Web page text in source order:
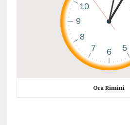
Ora Rimini